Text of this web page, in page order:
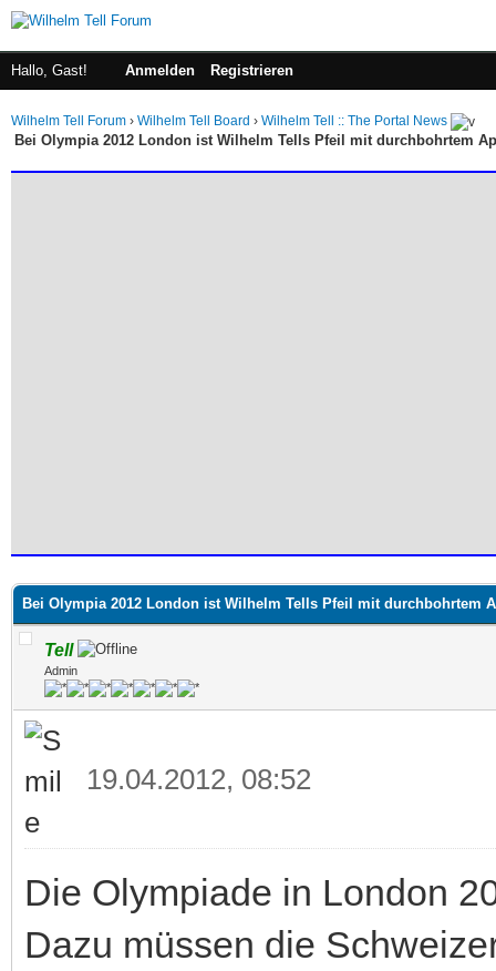
Hallo, Gast! Anmelden Registrieren
Wilhelm Tell Forum › Wilhelm Tell Board › Wilhelm Tell :: The Portal News
Bei Olympia 2012 London ist Wilhelm Tells Pfeil mit durchbohrtem
Bei Olympia 2012 London ist Wilhelm Tells Pfeil mit durchbohrtem
Tell
Admin
19.04.2012, 08:52
Die Olympiade in London
Dazu müssen die